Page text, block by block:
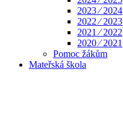
2023 ⁄ 2024
2022 ⁄ 2023
2021 ⁄ 2022
2020 ⁄ 2021
Pomoc žákům
Mateřská škola